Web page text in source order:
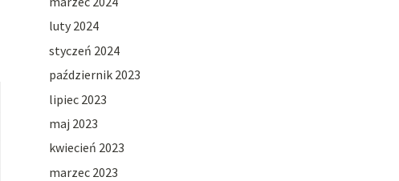
luty 2024
styczeń 2024
październik 2023
lipiec 2023
maj 2023
kwiecień 2023
marzec 2023